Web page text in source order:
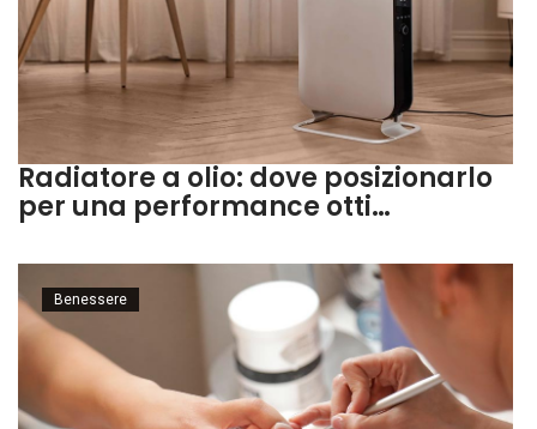
Radiatore a olio: dove posizionarlo
per una performance otti…
Benessere